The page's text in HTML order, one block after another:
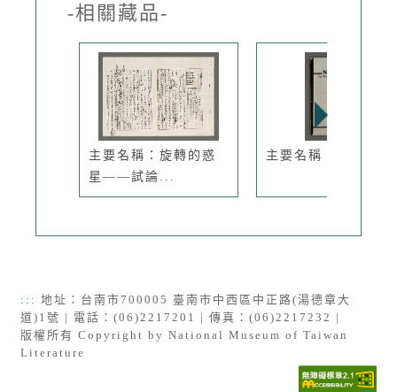
-相關藏品-
主要名稱：旋轉的惑
星——試論...
主要名稱：Blue Sea
::: 地址：台南市700005 臺南市中西區中正路(湯德章大
道)1號 | 電話：(06)2217201 | 傳真：(06)2217232 |
版權所有 Copyright by National Museum of Taiwan
Literature